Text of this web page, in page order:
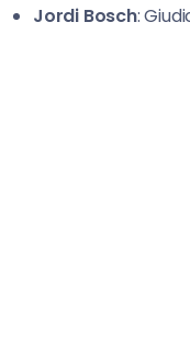
Jordi Bosch: